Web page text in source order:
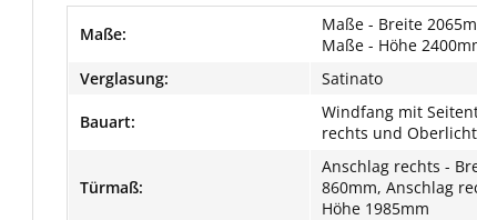
Maße:
Maße - Breite
Maße - Höhe
Verglasung:
Satinato
Bauart:
Windfang mit
rechts und Oberlicht
Türmaß:
Anschlag rechts -
860mm, Anschlag
Höhe 1985mm